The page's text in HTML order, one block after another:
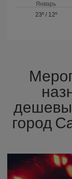
Январь
23º/ 12º
город